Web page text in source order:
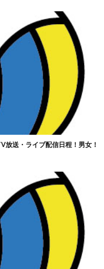
放送・ライブ配信日程！男女！